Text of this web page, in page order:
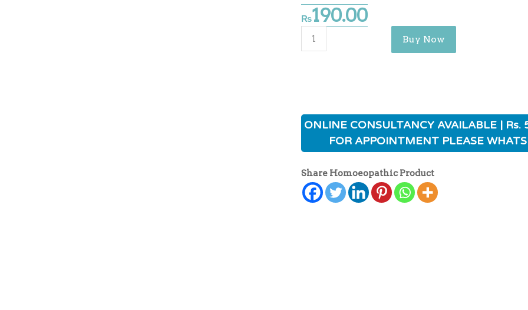
₨190.00
Buy Now
ONLINE CONSULTANCY AVAILABLE | Rs.
FOR APPOINTMENT PLEASE
Share Homoeopathic Product